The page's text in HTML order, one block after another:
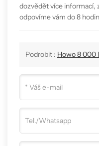
dozvědět více informací,
odpovíme vám do 8
Podrobit : Howo 8 000